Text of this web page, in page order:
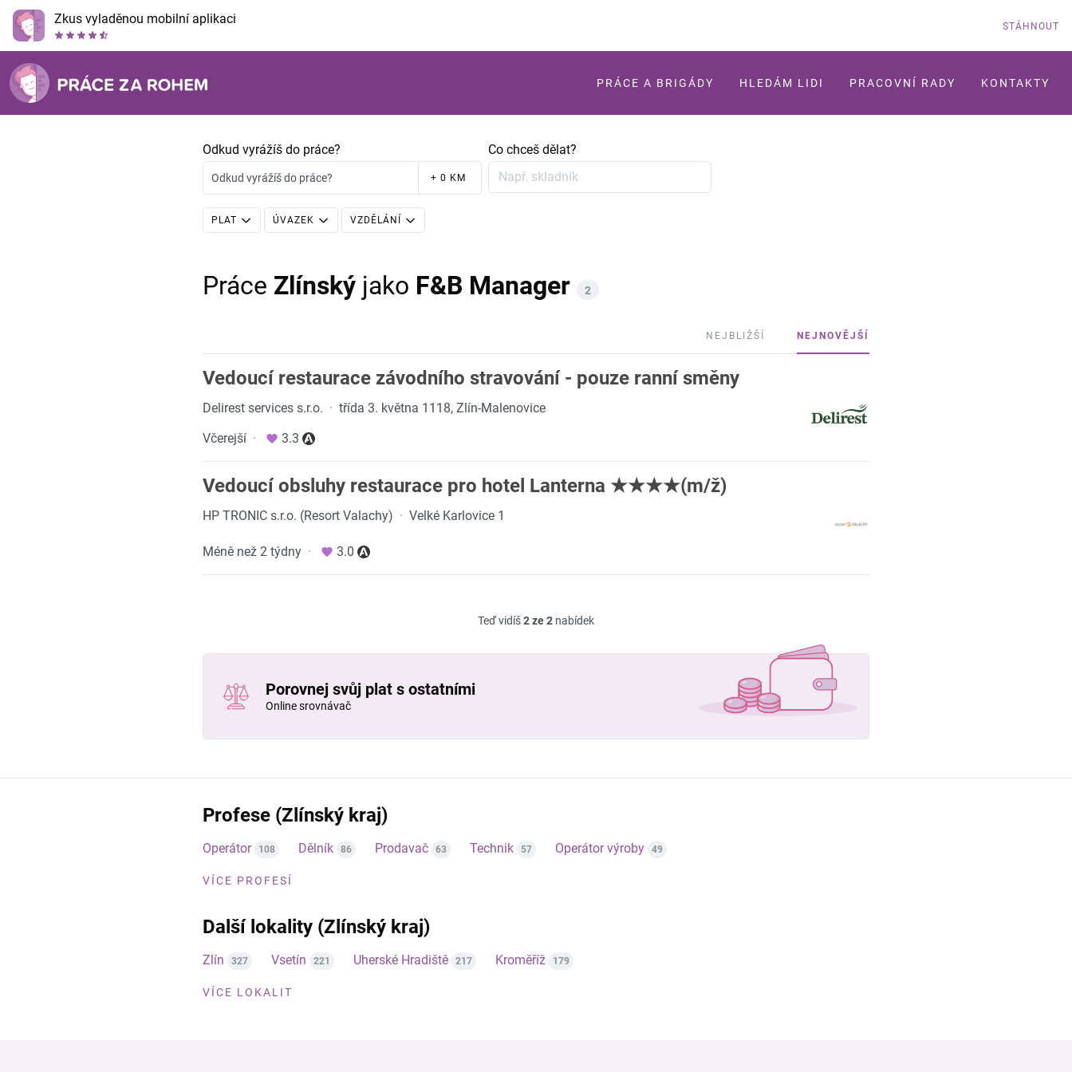
Zkus vyladěnou mobilní aplikaci STÁHNOUT
PRÁCE A BRIGÁDY HLEDÁM LIDI PRACOVNÍ RADY KONTAKTY
Odkud vyrážíš do práce?
Odkud vyrážíš do práce? + 0 KM
Co chceš dělat?
PLAT ÚVAZEK VZDĚLÁNÍ
Práce Zlínský jako F&B Manager 2
NEJBLIŽŠÍ NEJNOVĚJŠÍ
Vedoucí restaurace závodního stravování - pouze ranní směny
Delirest services s.r.o. · třída 3. května 1118, Zlín-Malenovice
Včerejší · 3.3
Vedoucí obsluhy restaurace pro hotel Lanterna ★★★★(m/ž)
HP TRONIC s.r.o. (Resort Valachy) · Velké Karlovice 1
Méně než 2 týdny · 3.0
Teď vidíš2 ze 2 nabídek
Porovnej svůj plat s ostatními
Online srovnávač
Profese (Zlínský kraj)
Operátor 108 Dělník 86 Prodavač 63 Technik 57 Operátor výroby 49
VÍCE PROFESÍ
Další lokality (Zlínský kraj)
Zlín 327 Vsetín 221 Uherské Hradiště 217 Kroměříž 179
VÍCE LOKALIT